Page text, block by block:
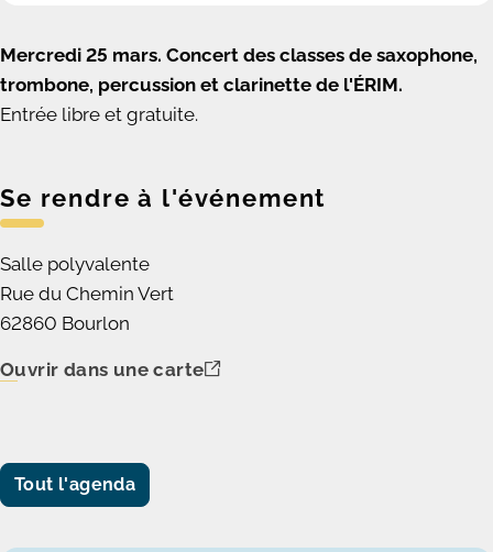
Mercredi 25 mars. Concert des classes de saxophone,
trombone, percussion et clarinette de l'ÉRIM.
Entrée libre et gratuite.
Se rendre à l'événement
Salle polyvalente
Rue du Chemin Vert
62860 Bourlon
Ouvrir dans une carte
Tout l'agenda